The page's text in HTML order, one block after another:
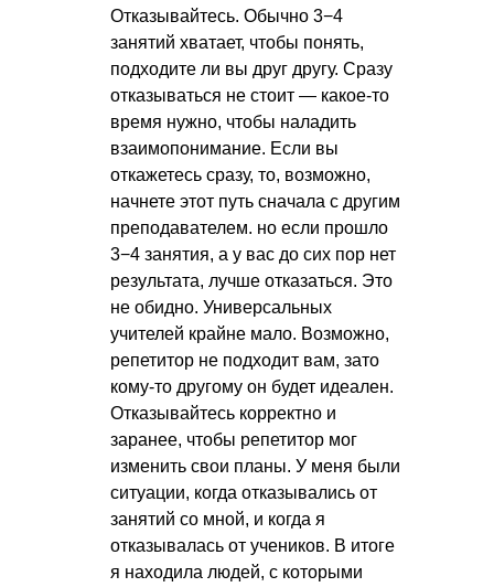
Отказывайтесь. Обычно 3−4
занятий хватает, чтобы понять,
подходите ли вы друг другу. Сразу
отказываться не стоит — какое-то
время нужно, чтобы наладить
взаимопонимание. Если вы
откажетесь сразу, то, возможно,
начнете этот путь сначала с другим
преподавателем. но если прошло
3−4 занятия, а у вас до сих пор нет
результата, лучше отказаться. Это
не обидно. Универсальных
учителей крайне мало. Возможно,
репетитор не подходит вам, зато
кому-то другому он будет идеален.
Отказывайтесь корректно и
заранее, чтобы репетитор мог
изменить свои планы. У меня были
ситуации, когда отказывались от
занятий со мной, и когда я
отказывалась от учеников. В итоге
я находила людей, с которыми